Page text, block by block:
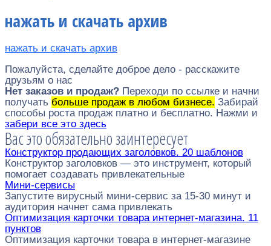
нажать и скачать архив
нажать и скачать архив
Пожалуйста, сделайте доброе дело - расскажите
друзьям о нас
Нет заказов и продаж? Переходи по ссылке и начни
получать больше продаж в любом бизнесе. Забирай
способы роста продаж платно и бесплатно. Нажми и
забери все это здесь
Вас это обязательно заинтересует
Конструктор продающих заголовков. 20 шаблонов
Конструктор заголовков — это инструмент, который
помогает создавать привлекательные
Мини-сервисы
Запустите вирусный мини-сервис за 15-30 минут и
аудитория начнет сама привлекать
Оптимизация карточки товара интернет-магазина. 11
пунктов
Оптимизация карточки товара в интернет-магазине